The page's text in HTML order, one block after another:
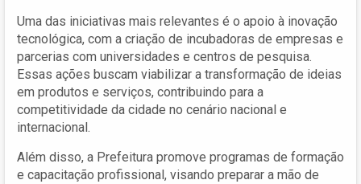
Uma das iniciativas mais relevantes é o apoio à inovação
tecnológica, com a criação de incubadoras de empresas e
parcerias com universidades e centros de pesquisa.
Essas ações buscam viabilizar a transformação de ideias
em produtos e serviços, contribuindo para a
competitividade da cidade no cenário nacional e
internacional.
Além disso, a Prefeitura promove programas de formação
e capacitação profissional, visando preparar a mão de